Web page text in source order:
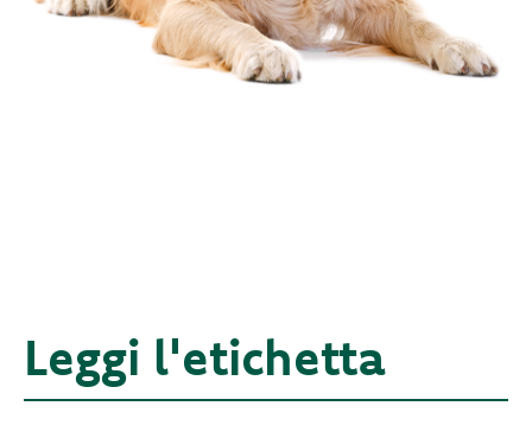
Leggi l'etichetta